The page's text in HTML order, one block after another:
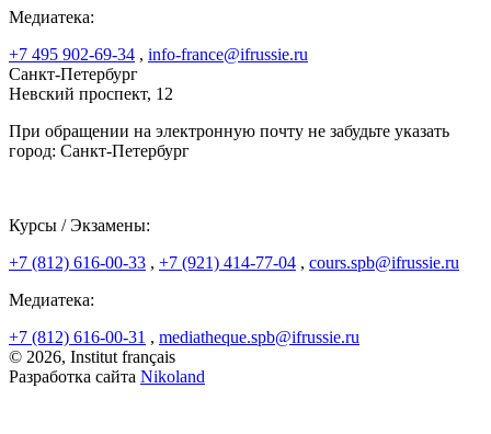
Медиатека:
+7 495 902-69-34 , info-france@ifrussie.ru
Санкт-Петербург
Невский проспект, 12
При обращении на электронную почту не забудьте указать
город: Санкт-Петербург
Курсы / Экзамены:
+7 (812) 616-00-33 , +7 (921) 414-77-04 , cours.spb@ifrussie.ru
Медиатека:
+7 (812) 616-00-31 , mediatheque.spb@ifrussie.ru
© 2026, Institut français
Разработка сайта Nikoland